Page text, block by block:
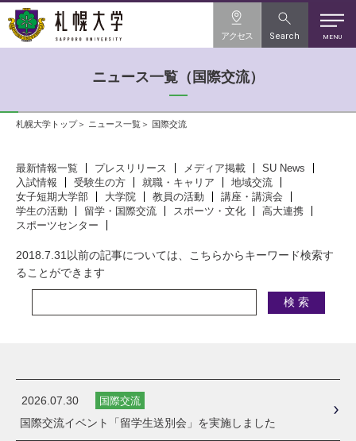
MENU
アクセス Search
ニュース一覧（国際交流）
札幌大学トップ ニュース一覧 国際交流
最新情報一覧 プレスリリース メディア掲載
SU News
入試情報
受験生の方 就職・キャリア
地域交流
女子短期大学部
大学院 教員の活動
講座・講演会
学生の活動
留学・国際交流 スポーツ・文化
高大連携
スポーツセンター
2018.7.31以前の記事については、こちらからキーワード検索す
ることができます
2026.07.30 国際交流
国際交流イベント「留学生送別会」を実施しました